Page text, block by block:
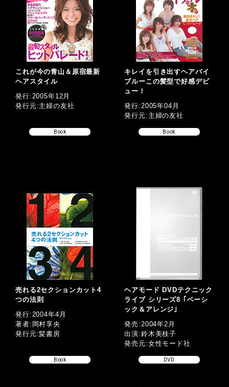
これが今の青山＆原宿最新
ヘアスタイル
発行:2005年12月
発行元:主婦の友社
Book
キレイを引き出すヘアバイ
ブルーこの髪型で好感デビ
ュー！
発行:2005年04月
発行元:主婦の友社
Book
売れる2セクションカット4
つの法則
発行:2004年4月
著者:岡村享央
発行元:髪書房
Book
ヘアモード DVDテクニック
ライブ シリーズ8 ｢ベーシ
ック＆アレンジ｣
発売:2004年2月
出演:鈴木美枝子
発売元:女性モード社
DVD